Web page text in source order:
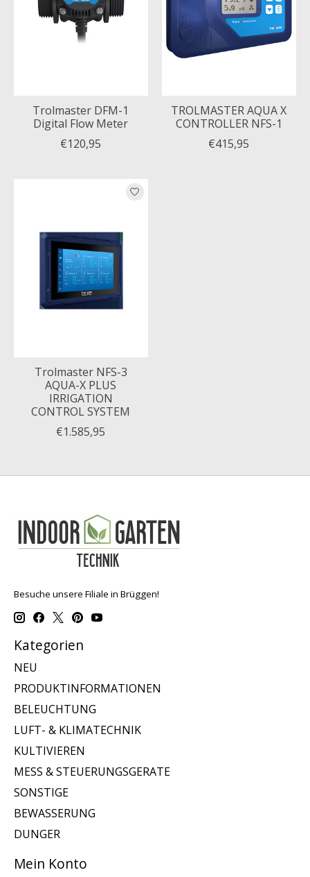
Trolmaster DFM-1
Digital Flow Meter
€120,95
TROLMASTER AQUA X
CONTROLLER NFS-1
€415,95
Trolmaster NFS-3
AQUA-X PLUS
IRRIGATION
CONTROL SYSTEM
€1.585,95
Besuche unsere Filiale in Brüggen!
Kategorien
NEU
PRODUKTINFORMATIONEN
BELEUCHTUNG
LUFT- & KLIMATECHNIK
KULTIVIEREN
MESS & STEUERUNGSGERATE
SONSTIGE
BEWASSERUNG
DUNGER
Mein Konto